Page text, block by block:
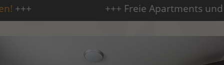
+++ Freie Apartments und